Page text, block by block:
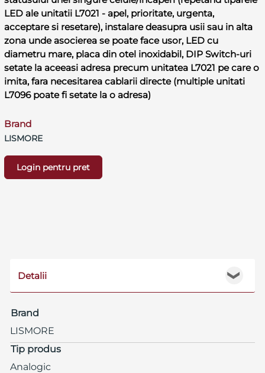
LED ale unitatii L7021 - apel, prioritate, urgenta,
acceptare si resetare), instalare deasupra usii sau in alta
zona unde asocierea se poate face usor, LED cu
diametru mare, placa din otel inoxidabil, DIP Switch-uri
setate la aceeasi adresa precum unitatea L7021 pe care o
imita, fara necesitarea cablarii directe (multiple unitati
L7096 poate fi setate la o adresa)
Brand
LISMORE
Login pentru pret
❯
Detalii
Brand
LISMORE
Tip produs
Analogic